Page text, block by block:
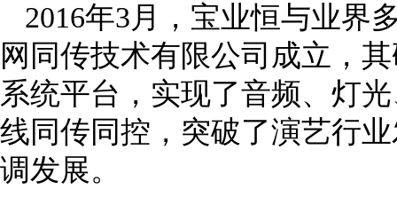
2016年3月，宝业恒与业
网同传技术有限公司成立，
系统平台，实现了音频、灯
线同传同控，突破了演艺行
调发展。